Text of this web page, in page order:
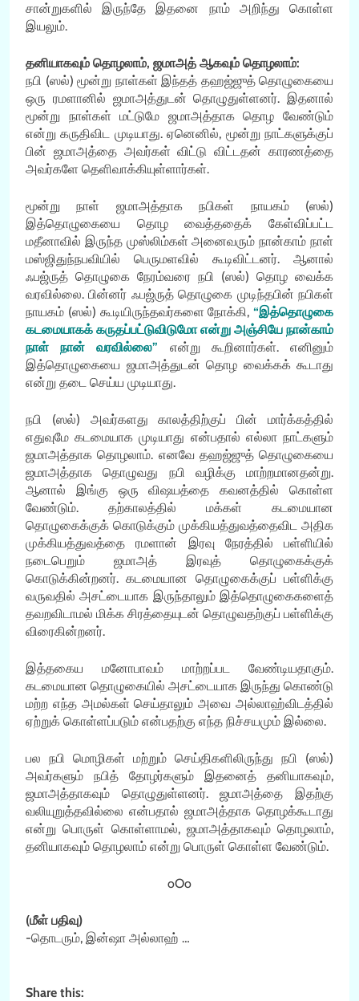
சான்றுகளில் இருந்தே இதனை நாம் அறிந்து கொள்ள
இயலும்.
தனியாகவும் தொழலாம், ஜமாஅத் ஆகவும் தொழலாம்:
நபி (ஸல்) மூன்று நாள்கள் இந்தத் தஹஜ்ஜுத் தொழுகையை
ஒரு ரமளானில் ஜமாஅத்துடன் தொழுதுள்ளனர். இதனால்
மூன்று நாள்கள் மட்டுமே ஜமாஅத்தாக தொழ வேண்டும்
என்று கருதிவிட முடியாது. ஏனெனில், மூன்று நாட்களுக்குப்
பின் ஜமாஅத்தை அவர்கள் விட்டு விட்டதன் காரணத்தை
அவர்களே தெளிவாக்கியுள்ளார்கள்.
மூன்று நாள் ஜமாஅத்தாக நபிகள் நாயகம் (ஸல்)
இத்தொழுகையை தொழ வைத்ததைக் கேள்விப்பட்ட
மதீனாவில் இருந்த முஸ்லிம்கள் அனைவரும் நான்காம் நாள்
மஸ்ஜிதுந்நபவியில் பெருமளவில் கூடிவிட்டனர். ஆனால்
ஃபஜ்ருத் தொழுகை நேரம்வரை நபி (ஸல்) தொழ வைக்க
வரவில்லை. பின்னர் ஃபஜ்ருத் தொழுகை முடிந்தபின் நபிகள்
நாயகம் (ஸல்) கூடியிருந்தவர்களை நோக்கி, “இத்தொழுகை
கடமையாகக் கருதப்பட்டுவிடுமோ என்று அஞ்சியே நான்காம்
நாள் நான் வரவில்லை” என்று கூறினார்கள். எனினும்
இத்தொழுகையை ஜமாஅத்துடன் தொழ வைக்கக் கூடாது
என்று தடை செய்ய முடியாது.
நபி (ஸல்) அவர்களது காலத்திற்குப் பின் மார்க்கத்தில்
எதுவுமே கடமையாக முடியாது என்பதால் எல்லா நாட்களும்
ஜமாஅத்தாக தொழலாம். எனவே தஹஜ்ஜுத் தொழுகையை
ஜமாஅத்தாக தொழுவது நபி வழிக்கு மாற்றமானதன்று.
ஆனால் இங்கு ஒரு விஷயத்தை கவனத்தில் கொள்ள
வேண்டும். தற்காலத்தில் மக்கள் கடமையான
தொழுகைக்குக் கொடுக்கும் முக்கியத்துவத்தைவிட அதிக
முக்கியத்துவத்தை ரமளான் இரவு நேரத்தில் பள்ளியில்
நடைபெறும் ஜமாஅத் இரவுத் தொழுகைக்குக்
கொடுக்கின்றனர். கடமையான தொழுகைக்குப் பள்ளிக்கு
வருவதில் அசட்டையாக இருந்தாலும் இத்தொழுகைகளைத்
தவறவிடாமல் மிக்க சிரத்தையுடன் தொழுவதற்குப் பள்ளிக்கு
விரைகின்றனர்.
இத்தகைய மனோபாவம் மாற்றப்பட வேண்டியதாகும்.
கடமையான தொழுகையில் அசட்டையாக இருந்து கொண்டு
மற்ற எந்த அமல்கள் செய்தாலும் அவை அல்லாஹ்விடத்தில்
ஏற்றுக் கொள்ளப்படும் என்பதற்கு எந்த நிச்சயமும் இல்லை.
பல நபி மொழிகள் மற்றும் செய்திகளிலிருந்து நபி (ஸல்)
அவர்களும் நபித் தோழர்களும் இதனைத் தனியாகவும்,
ஜமாஅத்தாகவும் தொழுதுள்ளனர். ஜமாஅத்தை இதற்கு
வலியுறுத்தவில்லை என்பதால் ஜமாஅத்தாக தொழக்கூடாது
என்று பொருள் கொள்ளாமல், ஜமாஅத்தாகவும் தொழலாம்,
தனியாகவும் தொழலாம் என்று பொருள் கொள்ள வேண்டும்.
oOo
(மீள் பதிவு)
-தொடரும், இன்ஷா அல்லாஹ் …
Share this: